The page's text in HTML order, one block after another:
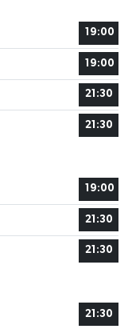
19:00
19:00
21:30
21:30
19:00
21:30
21:30
21:30